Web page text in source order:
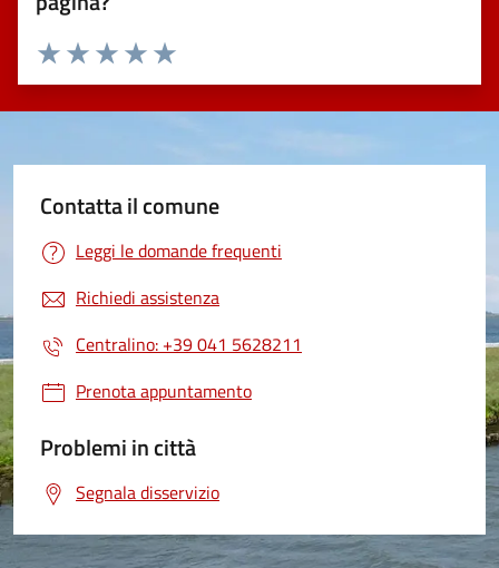
Valuta 5 stelle su 5
Valuta 4 stelle su 5
Valuta 3 stelle su 5
Valuta 2 stelle su 5
Valuta 1 stelle su 5
Contatta il comune
Leggi le domande frequenti
Richiedi assistenza
Centralino: +39 041 5628211
Prenota appuntamento
Problemi in città
Segnala disservizio